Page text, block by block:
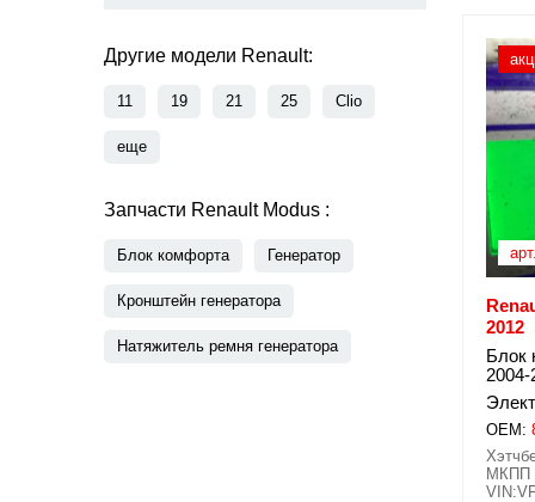
Другие модели Renault:
11 19 21 25 Clio
еще
Запчасти Renault Modus :
Блок комфорта Генератор
Кронштейн генератора
Натяжитель ремня генератора
2012
Блок
2004-
OEM:
МКПП